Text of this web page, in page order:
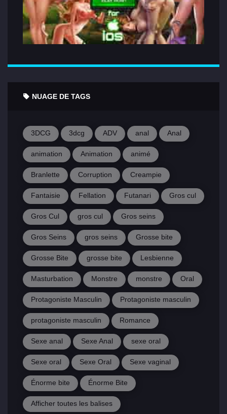
NUAGE DE TAGS
3DCG 3dcg ADV anal Anal
animation Animation animé
Branlette Corruption Creampie
Fantaisie Fellation Futanari Gros cul
Gros Cul gros cul Gros seins
Gros Seins gros seins Grosse bite
Grosse Bite grosse bite Lesbienne
Masturbation Monstre monstre Oral
Protagoniste Masculin Protagoniste masculin
protagoniste masculin Romance
Sexe anal Sexe Anal sexe oral
Sexe oral Sexe Oral Sexe vaginal
Énorme bite Énorme Bite
Afficher toutes les balises